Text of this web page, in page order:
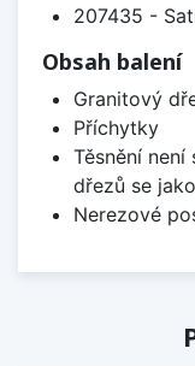
207435 -
Obsah balení
Granitový
Příchytky
Těsnění
dřezů se
Nerezové